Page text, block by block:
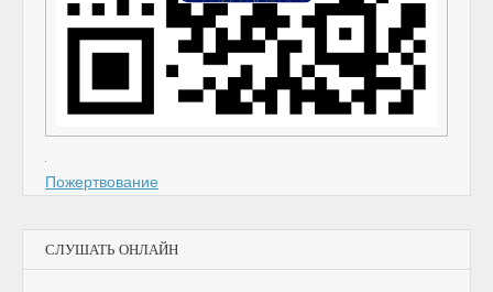
Пожертвование
СЛУШАТЬ ОНЛАЙН